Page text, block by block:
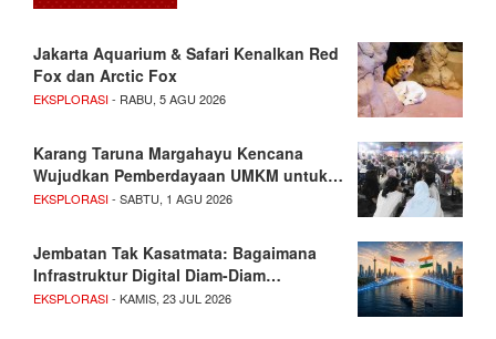
Jakarta Aquarium & Safari Kenalkan Red
Fox dan Arctic Fox
EKSPLORASI- RABU, 5 AGU 2026
Karang Taruna Margahayu Kencana
Wujudkan Pemberdayaan UMKM untuk…
EKSPLORASI- SABTU, 1 AGU 2026
Jembatan Tak Kasatmata: Bagaimana
Infrastruktur Digital Diam-Diam…
EKSPLORASI- KAMIS, 23 JUL 2026